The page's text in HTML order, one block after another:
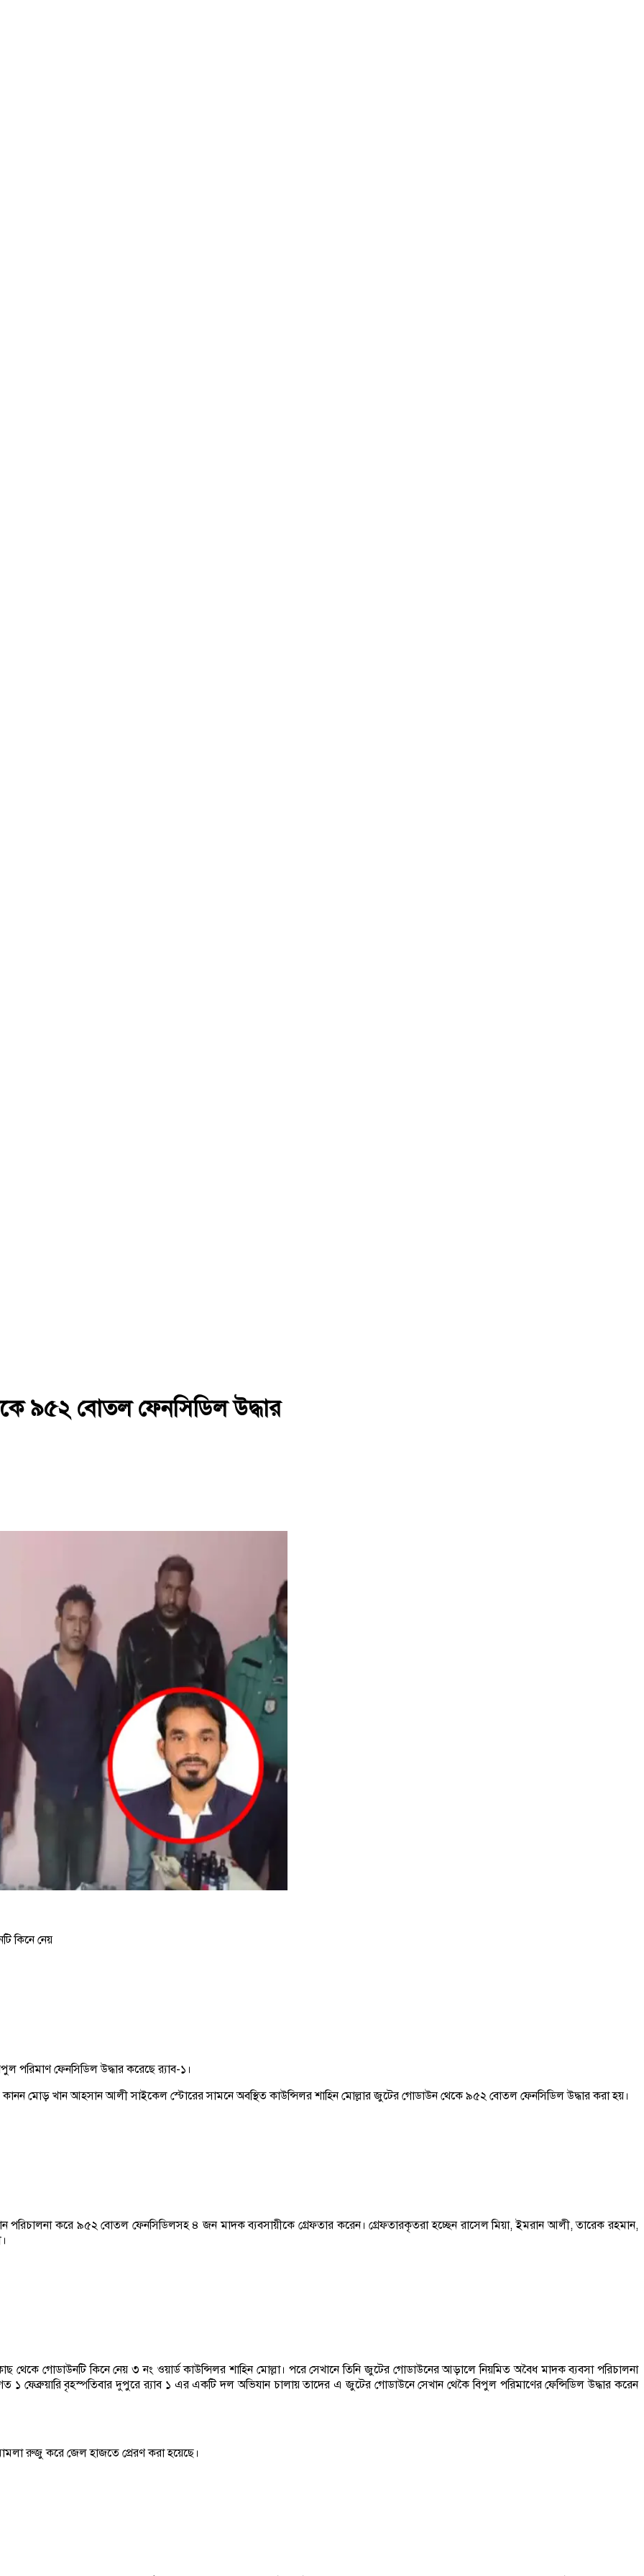
৯৫২ বোতল ফেনসিডিল উদ্ধার
কিনে নেয়
পরিমাণ ফেনসিডিল উদ্ধার করেছে র‌্যাব-১।
মোড় খান আহসান আলী সাইকেল স্টোরের সামনে অবস্থিত কাউন্সিলর শাহিন মোল্লার জুটের গোডাউন থেকে ৯৫২ বোতল ফেনসিডিল উদ্ধার করা হয়।
পরিচালনা করে ৯৫২ বোতল ফেনসিডিলসহ ৪ জন মাদক ব্যবসায়ীকে গ্রেফতার করেন। গ্রেফতারকৃতরা হচ্ছেন রাসেল মিয়া, ইমরান আলী, তারেক রহমান,
থেকে গোডাউনটি কিনে নেয় ৩ নং ওয়ার্ড কাউন্সিলর শাহিন মোল্লা। পরে সেখানে তিনি জুটের গোডাউনের আড়ালে নিয়মিত অবৈধ মাদক ব্যবসা পরিচালনা
১ ফেব্রুয়ারি বৃহস্পতিবার দুপুরে র‌্যাব ১ এর একটি দল অভিযান চালায় তাদের এ জুটের গোডাউনে সেখান থেকৈ বিপুল পরিমাণের ফেন্সিডিল উদ্ধার করেন
রুজু করে জেল হাজতে প্রেরণ করা হয়েছে।